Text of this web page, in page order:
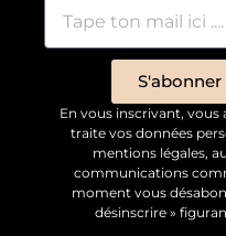
En vous inscrivant,
traite vos données
mentions légales,
communications
moment vous
désinscrire »